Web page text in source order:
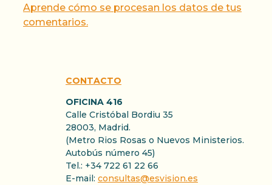
Aprende cómo se procesan los datos de tus
comentarios.
CONTACTO
OFICINA 416
Calle Cristóbal Bordiu 35
28003, Madrid.
(Metro Rios Rosas o Nuevos Ministerios.
Autobús número 45)
Tel.: +34 722 61 22 66
E-mail: consultas@esvision.es